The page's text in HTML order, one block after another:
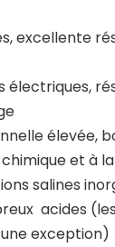
excellente
électriques,
élevée,
et à
salines
acides
exception)